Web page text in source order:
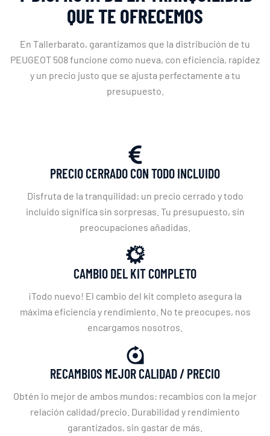
QUE TE OFRECEMOS
En Tallerbarato, garantizamos que la distribución de tu
PEUGEOT 508 funcione como nueva, con eficiencia, rapidez
y un precio justo que se ajusta perfectamente a tu
presupuesto.
PRECIO CERRADO CON TODO INCLUIDO
Disfruta de la tranquilidad: un precio cerrado y todo
incluido significa sin sorpresas. Tu presupuesto, sin
preocupaciones añadidas.
CAMBIO DEL KIT COMPLETO
¡Todo nuevo! El cambio del kit completo asegura la
máxima eficiencia y rendimiento. No te preocupes, nos
encargamos nosotros.
RECAMBIOS MEJOR CALIDAD / PRECIO
Obtén lo mejor de ambos mundos: recambios con la mejor
relación calidad/precio. Durabilidad y rendimiento
garantizados, sin gastar de más.